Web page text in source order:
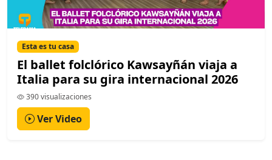
Esta es tu casa
El ballet folclórico Kawsayñán viaja a
Italia para su gira internacional 2026
390 visualizaciones
Ver Video